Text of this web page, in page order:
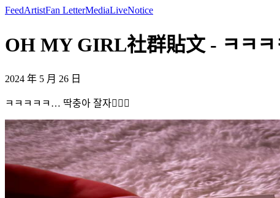
FeedArtistFan LetterMediaLiveNotice
OH MY GIRL社群貼文 - ㅋㅋㅋ
2024 年 5 月 26 日
ㅋㅋㅋㅋㅋ… 딱충아 잘자🤦🏻‍♀️